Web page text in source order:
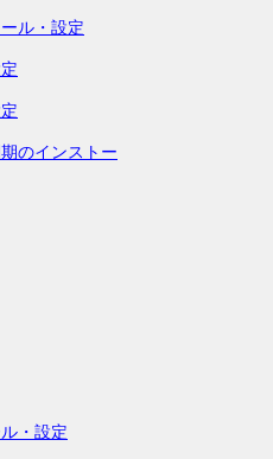
ル・設定
のインストー
・設定